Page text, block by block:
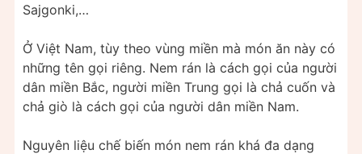
Sajgonki,…
Ở Việt Nam, tùy theo vùng miền mà món ăn này có
những tên gọi riêng. Nem rán là cách gọi của người
dân miền Bắc, người miền Trung gọi là chả cuốn và
chả giò là cách gọi của người dân miền Nam.
Nguyên liệu chế biến món nem rán khá đa dạng